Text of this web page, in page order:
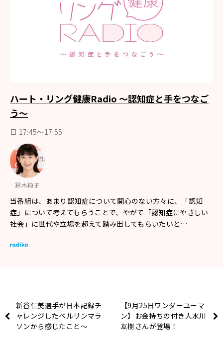
ハート・リング健康Radio ～認知症と手をつなご
う～
日 17:45～17:55
鈴木純子
当番組は、あまり認知症について関心のない方々に、「認知
症」について考えてもらうことで、やがて「認知症にやさしい
社会」に世代や立場を超えて踏み出してもらいたいと…
新谷仁美選手が日本記録チ
ャレンジしたベルリンマラ
ソンから感じたこと～
【9月25日ワンダーユーマ
ン】お金持ちの付き人水川
友樹さんが登場！